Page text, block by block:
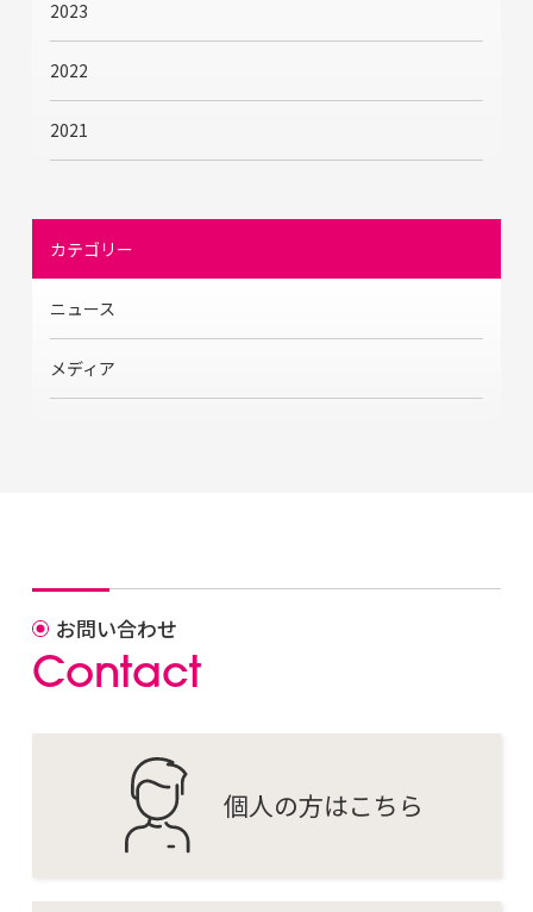
2023
2022
2021
カテゴリー
ニュース
メディア
お問い合わせ
Contact
個人の方はこちら